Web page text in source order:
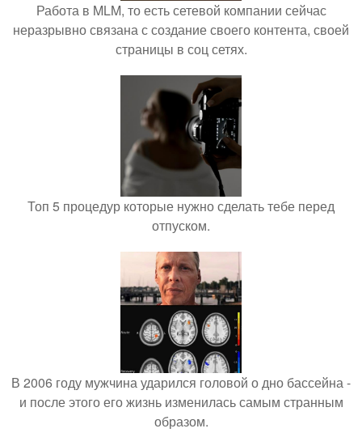
Работа в MLM, то есть сетевой компании сейчас
неразрывно связана с создание своего контента, своей
страницы в соц сетях.
Топ 5 процедур которые нужно сделать тебе перед
отпуском.
В 2006 году мужчина ударился головой о дно бассейна -
и после этого его жизнь изменилась самым странным
образом.